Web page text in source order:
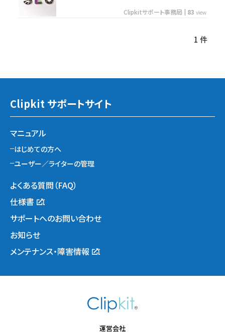
Clipkitサポート事務局 | 83 view
1 件
Clipkit サポートサイト
マニュアル
はじめての方へ
ユーザー／ライターの管理
よくある質問（FAQ）
仕様書
サポートへのお問い合わせ
お知らせ
メンテナンス・障害情報
運営会社